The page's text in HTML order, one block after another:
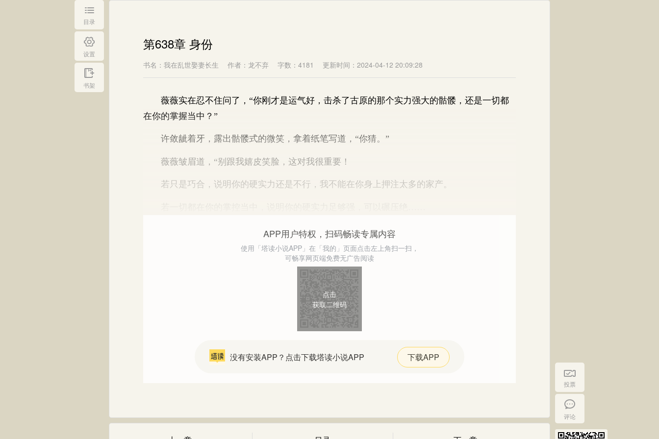
目录
设置
书架
投票
评论
第638章 身份
书名：我在乱世娶妻长生 作者：龙不弃 字数：4181 更新时间：2024-04-12 20:09:28
薇薇实在忍不住问了，“你刚才是运气好，击杀了古原的那个实力强大的骷髅，还是一切都
在你的掌握当中？”
许敛龇着牙，露出骷髅式的微笑，拿着纸笔写道，“你猜。”
薇薇皱眉道，“别跟我嬉皮笑脸，这对我很重要！
若只是巧合，说明你的硬实力还是不行，我不能在你身上押注太多的家产。
APP用户特权，扫码畅读专属内容
使用「塔读小说APP」在「我的」页面点击左上角扫一扫，
可畅享网页端免费无广告阅读
点击
获取二维码
没有安装APP？点击下载塔读小说APP 下载APP